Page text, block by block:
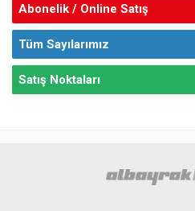
Abonelik / Online Satış
Tüm Sayılarımız
Satış Noktaları